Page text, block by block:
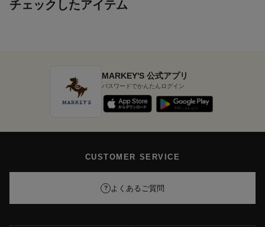
チェックしたアイテム
MARKEY'S 公式アプリ
パスワードでかんたんログイン
CUSTOMER SERVICE
? よくあるご質問